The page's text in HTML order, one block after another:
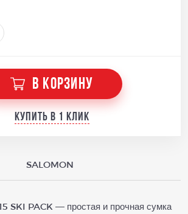
В КОРЗИНУ
Купить в 1 клик
SALOMON
SKI PACK — простая и прочная сумка